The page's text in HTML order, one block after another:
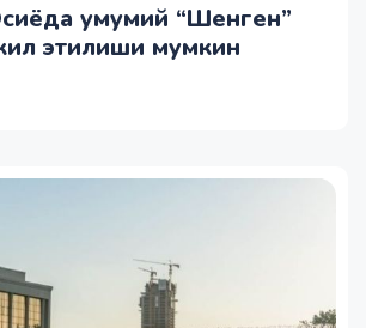
умумий “Шенген”
этилиши мумкин